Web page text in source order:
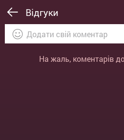
Відгуки
На жаль, коментарів